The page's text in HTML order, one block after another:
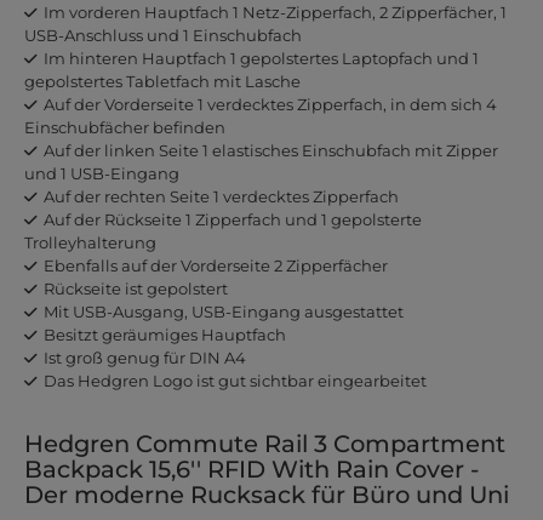
Im vorderen Hauptfach 1 Netz-Zipperfach, 2 Zipperfächer, 1
USB-Anschluss und 1 Einschubfach
Im hinteren Hauptfach 1 gepolstertes Laptopfach und 1
gepolstertes Tabletfach mit Lasche
Auf der Vorderseite 1 verdecktes Zipperfach, in dem sich 4
Einschubfächer befinden
Auf der linken Seite 1 elastisches Einschubfach mit Zipper
und 1 USB-Eingang
Auf der rechten Seite 1 verdecktes Zipperfach
Auf der Rückseite 1 Zipperfach und 1 gepolsterte
Trolleyhalterung
Ebenfalls auf der Vorderseite 2 Zipperfächer
Rückseite ist gepolstert
Mit USB-Ausgang, USB-Eingang ausgestattet
Besitzt geräumiges Hauptfach
Ist groß genug für DIN A4
Das Hedgren Logo ist gut sichtbar eingearbeitet
Hedgren Commute Rail 3 Compartment
Backpack 15,6'' RFID With Rain Cover -
Der moderne Rucksack für Büro und Uni